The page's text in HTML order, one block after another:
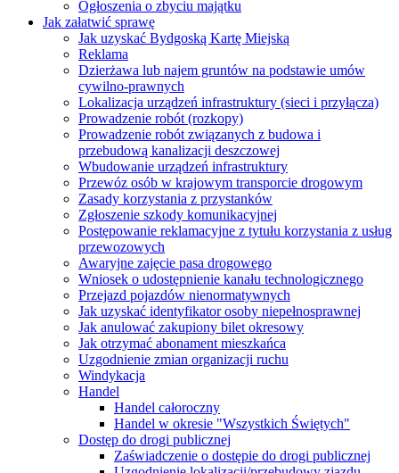
Ogłoszenia o zbyciu majątku
Jak załatwić sprawę
Jak uzyskać Bydgoską Kartę Miejską
Reklama
Dzierżawa lub najem gruntów na podstawie umów
cywilno-prawnych
Lokalizacja urządzeń infrastruktury (sieci i przyłącza)
Prowadzenie robót (rozkopy)
Prowadzenie robót związanych z budowa i
przebudową kanalizacji deszczowej
Wbudowanie urządzeń infrastruktury
Przewóz osób w krajowym transporcie drogowym
Zasady korzystania z przystanków
Zgłoszenie szkody komunikacyjnej
Postępowanie reklamacyjne z tytułu korzystania z usług
przewozowych
Awaryjne zajęcie pasa drogowego
Wniosek o udostępnienie kanału technologicznego
Przejazd pojazdów nienormatywnych
Jak uzyskać identyfikator osoby niepełnosprawnej
Jak anulować zakupiony bilet okresowy
Jak otrzymać abonament mieszkańca
Uzgodnienie zmian organizacji ruchu
Windykacja
Handel
Handel całoroczny
Handel w okresie "Wszystkich Świętych"
Dostęp do drogi publicznej
Zaświadczenie o dostępie do drogi publicznej